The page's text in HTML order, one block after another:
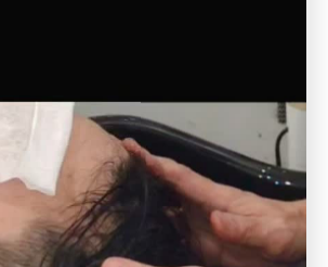
50代 介護 出張ヘアカット
出張カット 訪問美容 豊島区
髪型 ヘアスタイル
刈り上げ ツーブロック ショートヘア